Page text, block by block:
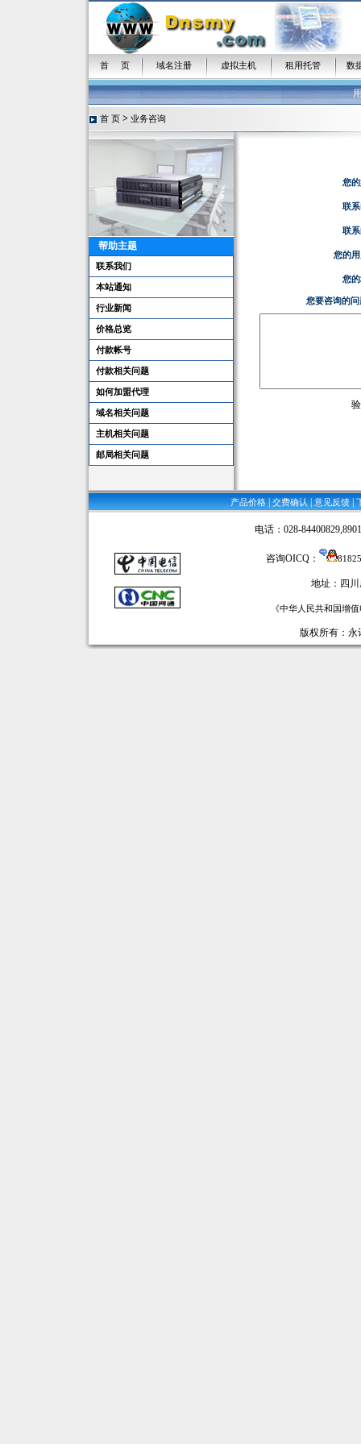
首 页 域名注册 虚拟主机 租用托管 数
首 页 > 业务咨询
帮助主题
联系我们
本站通知
行业新闻
价格总览
付款帐号
付款相关问题
如何加盟代理
域名相关问题
主机相关问题
邮局相关问题
您
联
联
您的
您
您要咨询的问
产品价格 | 交费确认 | 意见反馈 |
电话：028-
咨询OICQ：
地址：四
《中华人民共和国增
版权所有：永